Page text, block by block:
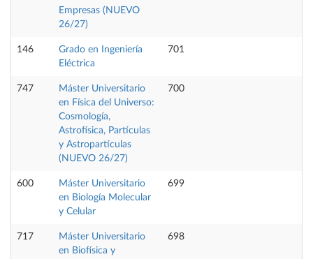
Empresas (NUEVO
26/27)
146
Grado en Ingeniería
Eléctrica
701
747
Máster Universitario
en Física del Universo:
Cosmología,
Astrofísica, Partículas
y Astropartículas
(NUEVO 26/27)
700
600
Máster Universitario
en Biología Molecular
y Celular
699
717
Máster Universitario
en Biofísica y
698